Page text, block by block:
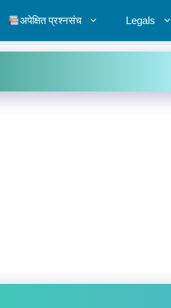
अपेक्षित प्रश्नसंच Legals